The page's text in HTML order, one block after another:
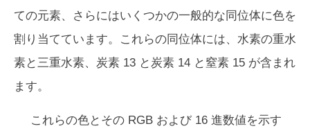
ての元素、さらにはいくつかの一般的な同位体に色を
割り当てています。これらの同位体には、水素の重水
素と三重水素、炭素 13 と炭素 14 と窒素 15 が含まれ
ます。
これらの色とその RGB および 16 進数値を示す